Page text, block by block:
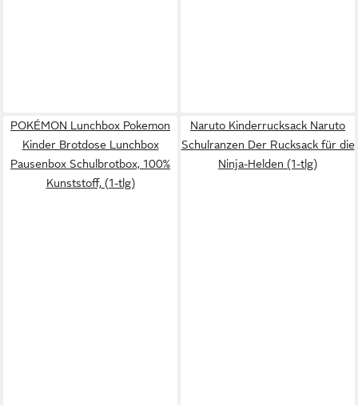
POKÉMON Lunchbox Pokemon
Kinder Brotdose Lunchbox
Pausenbox Schulbrotbox, 100%
Kunststoff, (1-tlg)
Naruto Kinderrucksack Naruto
Schulranzen Der Rucksack für die
Ninja-Helden (1-tlg)